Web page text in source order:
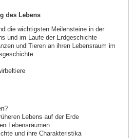
des Lebens
die wichtigsten Meilensteine in der
und im Laufe der Erdgeschichte
und Tieren an ihren Lebensraum im
Lebens auf der Erde
Lebensräumen
und ihre Charakteristika